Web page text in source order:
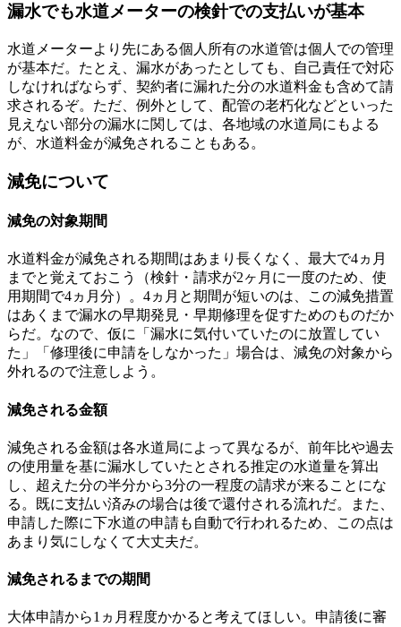
漏水でも水道メーターの検針での支払いが基本
水道メーターより先にある個人所有の水道管は個人での管理
が基本だ。たとえ、漏水があったとしても、自己責任で対応
しなければならず、契約者に漏れた分の水道料金も含めて請
求されるぞ。ただ、例外として、配管の老朽化などといった
見えない部分の漏水に関しては、各地域の水道局にもよる
が、水道料金が減免されることもある。
減免について
減免の対象期間
水道料金が減免される期間はあまり長くなく、最大で4ヵ月
までと覚えておこう（検針・請求が2ヶ月に一度のため、使
用期間で4ヵ月分）。4ヵ月と期間が短いのは、この減免措置
はあくまで漏水の早期発見・早期修理を促すためのものだか
らだ。なので、仮に「漏水に気付いていたのに放置してい
た」「修理後に申請をしなかった」場合は、減免の対象から
外れるので注意しよう。
減免される金額
減免される金額は各水道局によって異なるが、前年比や過去
の使用量を基に漏水していたとされる推定の水道量を算出
し、超えた分の半分から3分の一程度の請求が来ることにな
る。既に支払い済みの場合は後で還付される流れだ。また、
申請した際に下水道の申請も自動で行われるため、この点は
あまり気にしなくて大丈夫だ。
減免されるまでの期間
大体申請から1ヵ月程度かかると考えてほしい。申請後に審